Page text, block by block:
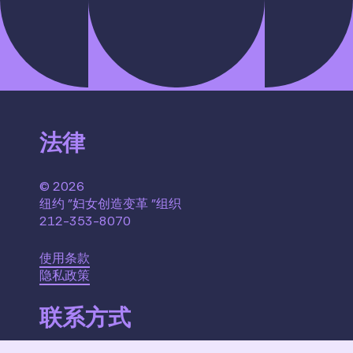
法律
© 2026
纽约 "妇女创造变革 "组织
212-353-8070
使用条款
隐私政策
联系方式